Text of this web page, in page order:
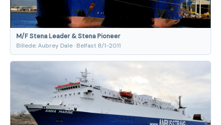
M/F Stena Leader & Stena Pioneer
Billede: Aubrey Dale · Belfast 8/1-2011